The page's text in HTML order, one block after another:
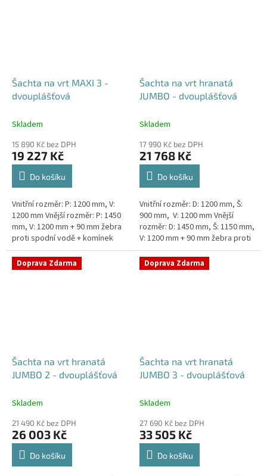
Šachta na vrt MAXI 3 -
dvouplášťová
Skladem
15 890 Kč bez DPH
19 227 Kč
Do košíku
Vnitřní rozměr: P: 1200 mm, V:
1200 mm Vnější rozměr: P: 1450
mm, V: 1200 mm + 90 mm žebra
proti spodní vodě + komínek
Dvouplášťová vodoměrná šachta
- vhodná do míst...
Šachta na vrt hranatá
JUMBO - dvouplášťová
Skladem
17 990 Kč bez DPH
21 768 Kč
Do košíku
Vnitřní rozměr: D: 1200 mm, Š:
900 mm, V: 1200 mm Vnější
rozměr: D: 1450 mm, Š: 1150 mm,
V: 1200 mm + 90 mm žebra proti
spodní vodě + komínek
Dvouplášťová...
Doprava Zdarma
Šachta na vrt hranatá
JUMBO 2 - dvouplášťová
Skladem
21 490 Kč bez DPH
26 003 Kč
Do košíku
Doprava Zdarma
Šachta na vrt hranatá
JUMBO 3 - dvouplášťová
Skladem
27 690 Kč bez DPH
33 505 Kč
Do košíku